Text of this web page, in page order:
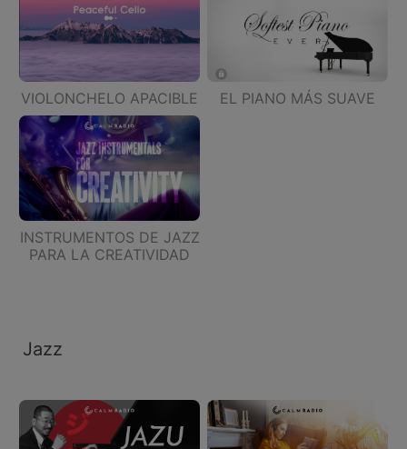
VIOLONCHELO APACIBLE EL PIANO MÁS SUAVE
INSTRUMENTOS DE JAZZ
PARA LA CREATIVIDAD
Jazz